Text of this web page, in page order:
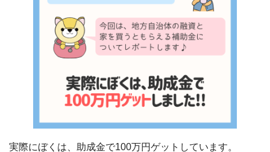
実際にぼくは、助成金で100万円ゲットしています。